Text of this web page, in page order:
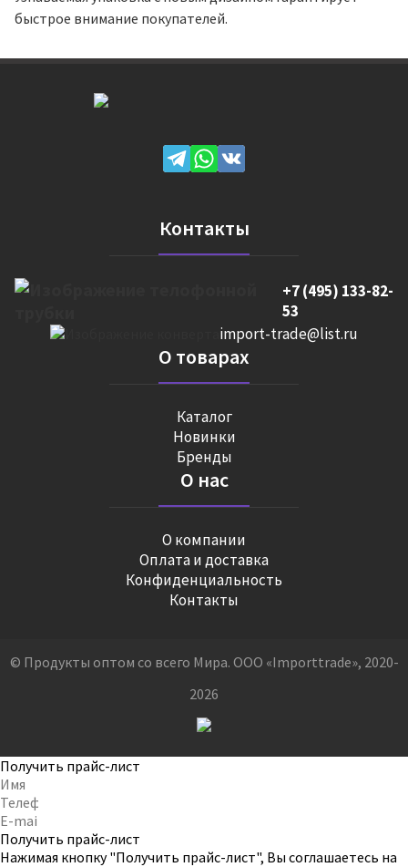
быстрое внимание покупателей.
Контакты
+7 (495) 133-82-
53
import-trade@list.ru
О товарах
Каталог
Новинки
Бренды
О нас
О компании
Оплата и доставка
Конфиденциальность
Контакты
© Продукты оптом со всего Мира. ООО «Importtrade», 2020-
2026
Получить прайс-лист
Получить прайс-лист
Нажимая кнопку "Получить прайс-лист", Вы соглашаетесь на